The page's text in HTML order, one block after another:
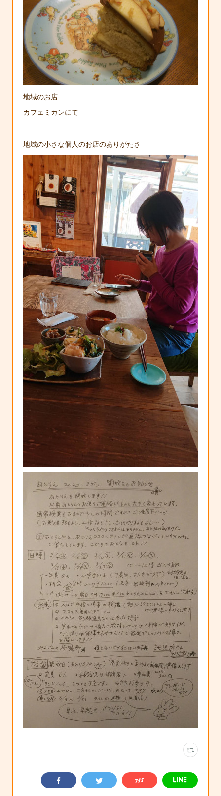
地域のお店
カフェミカンにて
地域の小さな個人のお店のありがたさ